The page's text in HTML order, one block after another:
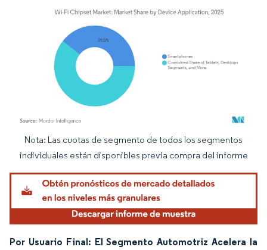
Imagen © Mordor Intelligence. El uso requiere atribución según CC BY 4.0.
Nota: Las cuotas de segmento de todos los segmentos
individuales están disponibles previa compra del informe
Por Usuario Final: El Segmento Automotriz Acelera la